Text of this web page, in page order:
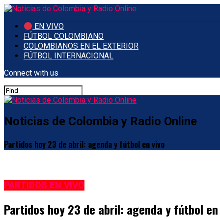
EN VIVO
FÚTBOL COLOMBIANO
COLOMBIANOS EN EL EXTERIOR
FÚTBOL INTERNACIONAL
Connect with us
Noticias de Colombia y Radio Online
Partidos hoy 23 de abril: agenda y fútbol en vivo
PARTIDOS EN VIVO
Partidos hoy 23 de abril: agenda y fútbol